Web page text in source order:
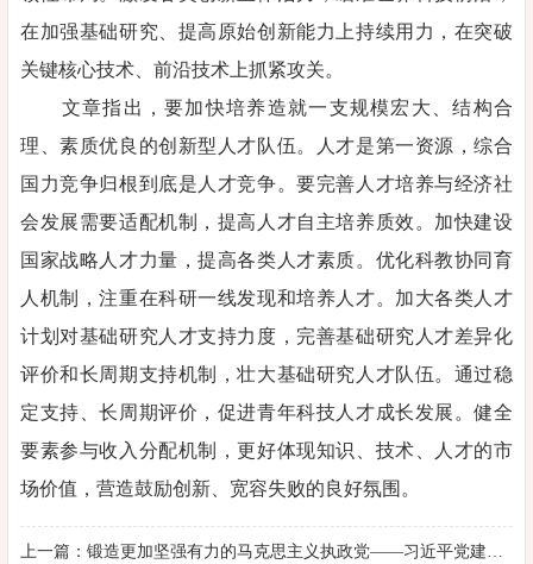
在加强基础研究、提高原始创新能力上持续用力，在突破
关键核心技术、前沿技术上抓紧攻关。
文章指出，要加快培养造就一支规模宏大、结构合
理、素质优良的创新型人才队伍。人才是第一资源，综合
国力竞争归根到底是人才竞争。要完善人才培养与经济社
会发展需要适配机制，提高人才自主培养质效。加快建设
国家战略人才力量，提高各类人才素质。优化科教协同育
人机制，注重在科研一线发现和培养人才。加大各类人才
计划对基础研究人才支持力度，完善基础研究人才差异化
评价和长周期支持机制，壮大基础研究人才队伍。通过稳
定支持、长周期评价，促进青年科技人才成长发展。健全
要素参与收入分配机制，更好体现知识、技术、人才的市
场价值，营造鼓励创新、宽容失败的良好氛围。
上一篇：锻造更加坚强有力的马克思主义执政党——习近平党建思想为深入推进新时代党的建设新的伟大工程指明方向